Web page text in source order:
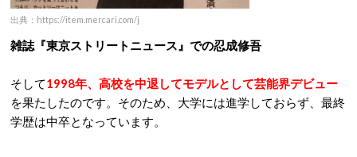
出典：https://item.mercari.com/j
雑誌『東京ストリートニュース』での忍成修吾
そして1998年、高校を中退してモデルとして芸能界デビュー
を果たしたのです。そのため、大学には進学しておらず、最終
学歴は中卒となっています。